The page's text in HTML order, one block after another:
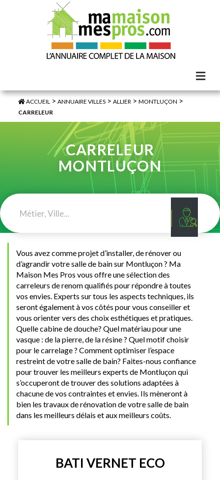
ACCUEIL >ANNUAIRE VILLES >ALLIER >MONTLUÇON >
CARRELEUR
CARRELEUR
MONTLUÇON
Vous avez comme projet d’installer, de rénover ou
d’agrandir votre salle de bain sur Montluçon ? Ma
Maison Mes Pros vous offre une sélection des
carreleurs de renom qualifiés pour répondre à toutes
vos envies. Experts sur tous les aspects techniques, ils
seront également à vos côtés pour vous conseiller et
vous orienter vers des choix esthétiques et pratiques.
Quelle cabine de douche? Quel matériau pour une
vasque : de la pierre, de la résine ? Quel motif choisir
pour le carrelage ? Comment optimiser l’espace
restreint de votre salle de bain? Faites-nous confiance
pour trouver les meilleurs experts de Montluçon qui
s’occuperont de trouver des solutions adaptées à
chacune de vos contraintes et envies. Ils mèneront à
bien les travaux de rénovation de votre salle de bain
dans les meilleurs délais et aux meilleurs coûts.
BATI VERNET ECO